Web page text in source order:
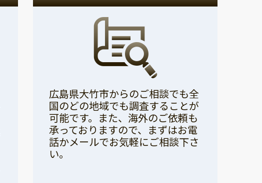
広島県大竹市からのご相談でも全
国のどの地域でも調査することが
可能です。また、海外のご依頼も
承っておりますので、まずはお電
話かメールでお気軽にご相談下さ
い。